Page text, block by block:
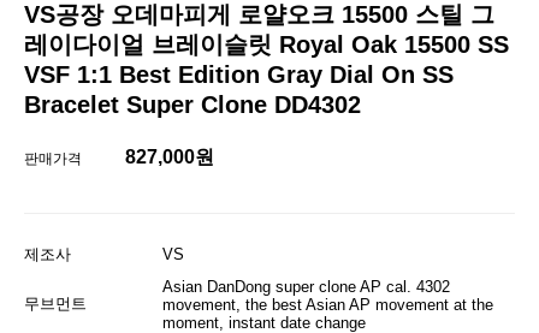
VS공장 오데마피게 로얄오크 15500 스틸 그
레이다이얼 브레이슬릿 Royal Oak 15500 SS
VSF 1:1 Best Edition Gray Dial On SS
Bracelet Super Clone DD4302
판매가격 827,000원
제조사 VS
무브먼트
Asian DanDong super clone AP cal. 4302
movement, the best Asian AP movement at the
moment, instant date change